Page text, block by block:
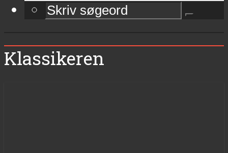
Klassikeren